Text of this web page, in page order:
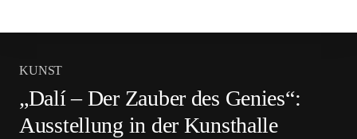
KUNST
„Dalí – Der Zauber des Genies“:
Ausstellung in der Kunsthalle